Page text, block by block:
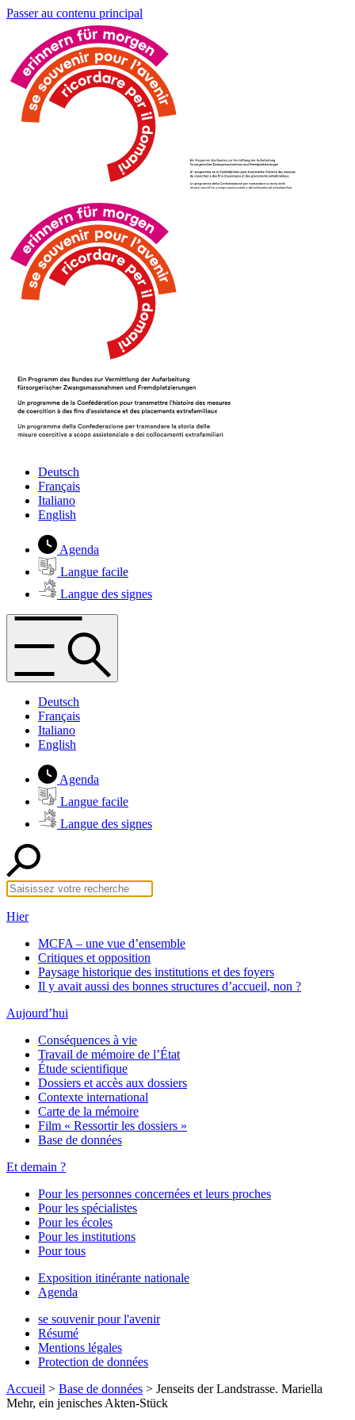
Passer au contenu principal
Deutsch
Français
Italiano
English
Agenda
Langue facile
Langue des signes
Deutsch
Français
Italiano
English
Agenda
Langue facile
Langue des signes
Hier
MCFA – une vue d’ensemble
Critiques et opposition
Paysage historique des institutions et des foyers
Il y avait aussi des bonnes structures d’accueil, non ?
Aujourd’hui
Conséquences à vie
Travail de mémoire de l’État
Étude scientifique
Dossiers et accès aux dossiers
Contexte international
Carte de la mémoire
Film « Ressortir les dossiers »
Base de données
Et demain ?
Pour les personnes concernées et leurs proches
Pour les spécialistes
Pour les écoles
Pour les institutions
Pour tous
Exposition itinérante nationale
Agenda
se souvenir pour l'avenir
Résumé
Mentions légales
Protection de données
Accueil > Base de données > Jenseits der Landstrasse. Mariella
Mehr, ein jenisches Akten-Stück